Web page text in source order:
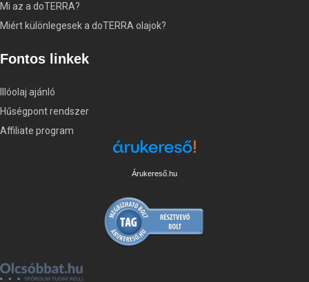
Mi az a doTERRA?
Miért különlegesek a doTERRA olajok?
Fontos linkek
Illóolaj ajánló
Hűségpont rendszer
Affiliate program
Árukereső.hu